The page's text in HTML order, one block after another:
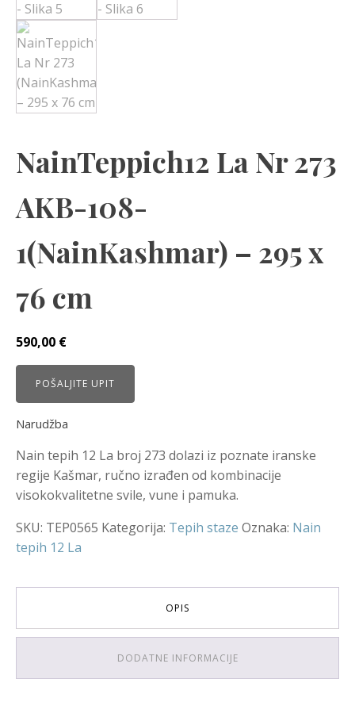
NainTeppich12 La Nr 273
AKB-108-
1(NainKashmar) – 295 x
76 cm
590,00 €
POŠALJITE UPIT
Narudžba
Nain tepih 12 La broj 273 dolazi iz poznate iranske
regije Kašmar, ručno izrađen od kombinacije
visokokvalitetne svile, vune i pamuka.
SKU: TEP0565 Kategorija: Tepih staze Oznaka: Nain
tepih 12 La
OPIS
DODATNE INFORMACIJE